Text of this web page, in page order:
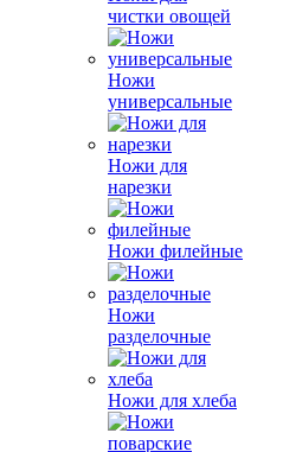
чистки овощей
Ножи
универсальные
Ножи для
нарезки
Ножи филейные
Ножи
разделочные
Ножи для хлеба